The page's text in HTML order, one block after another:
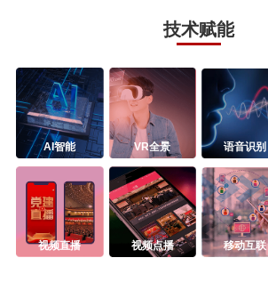
技术赋能
AI智能 VR全景 语音识别
视频直播 视频点播 移动互联